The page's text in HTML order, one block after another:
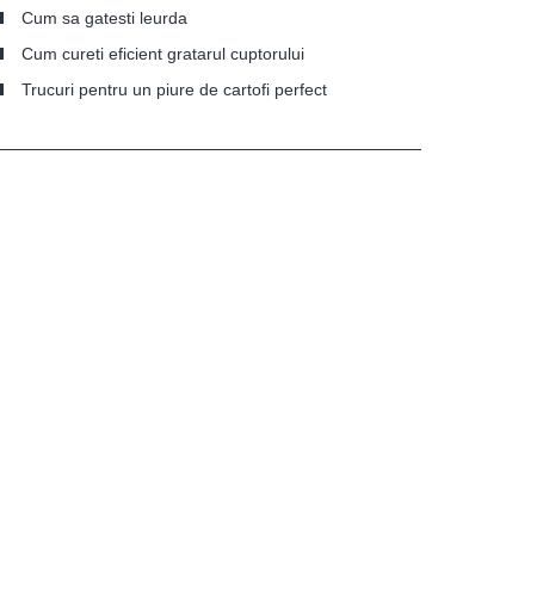
Cum sa gatesti leurda
Cum cureti eficient gratarul cuptorului
Trucuri pentru un piure de cartofi perfect